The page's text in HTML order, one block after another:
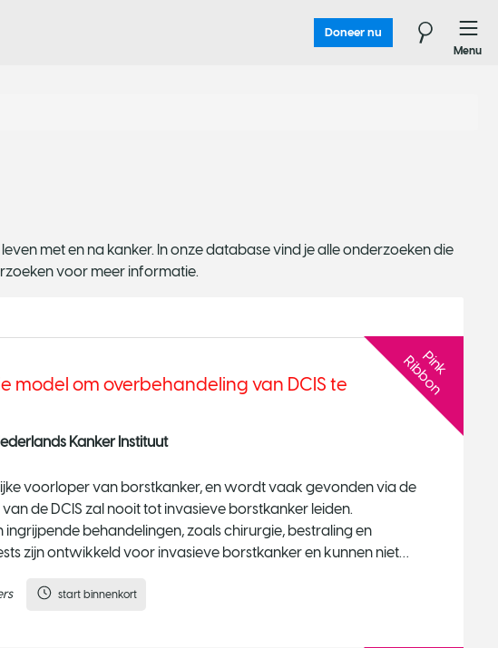
Doneer nu
Menu
met en na kanker. In onze database vind je alle onderzoeken die
voor meer informatie.
P
i
n
k
R
i
b
b
o
n
model om overbehandeling van DCIS te
Kanker Instituut
voorloper van borstkanker, en wordt vaak gevonden via de
de DCIS zal nooit tot invasieve borstkanker leiden.
behandelingen, zoals chirurgie, bestraling en
zijn ontwikkeld voor invasieve borstkanker en kunnen niet
start binnenkort